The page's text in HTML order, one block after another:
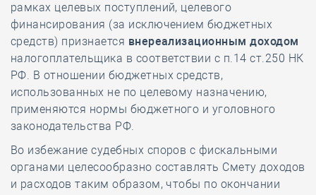
рамках целевых поступлений, целевого
финансирования (за исключением бюджетных
средств) признается внереализационным доходом
налогоплательщика в соответствии с п.14 ст.250 НК
РФ. В отношении бюджетных средств,
использованных не по целевому назначению,
применяются нормы бюджетного и уголовного
законодательства РФ.
Во избежание судебных споров с фискальными
органами целесообразно составлять Смету доходов
и расходов таким образом, чтобы по окончании